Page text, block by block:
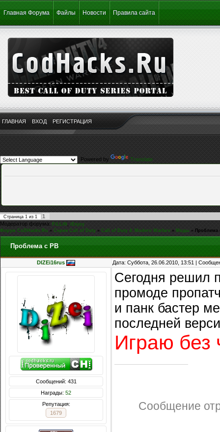
Главная Форума Файлы Новости Правила сайта
ГЛАВНАЯ ВХОД РЕГИСТРАЦИЯ
Powered by Translate
Страница 1 из 1
1
Модератор форума: FiLLiN,iEnjoy
Форум CoDHacks.Ru » Серия Call of Duty » Call of Duty 4: Modern Warfare » Моды » Проблема
Проблема с PB
DIZEi16rus Дата: Суббота, 26.06.2010, 13:51 |
Сообщений: 431
Награды: 52
Репутация:
1679
Сегодня решил
промоде
и панк бастер
последней
Играю без
Сообщение